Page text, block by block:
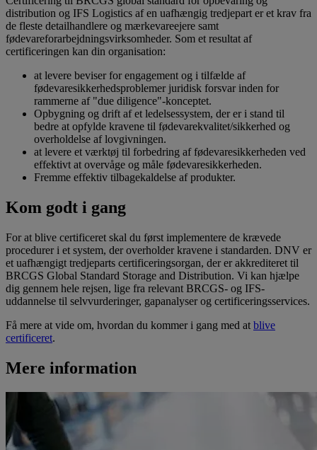
distribution og IFS Logistics af en uafhængig tredjepart er et krav fra
de fleste detailhandlere og mærkevareejere samt
fødevareforarbejdningsvirksomheder. Som et resultat af
certificeringen kan din organisation:
at levere beviser for engagement og i tilfælde af
fødevaresikkerhedsproblemer juridisk forsvar inden for
rammerne af "due diligence"-konceptet.
Opbygning og drift af et ledelsessystem, der er i stand til
bedre at opfylde kravene til fødevarekvalitet/sikkerhed og
overholdelse af lovgivningen.
at levere et værktøj til forbedring af fødevaresikkerheden ved
effektivt at overvåge og måle fødevaresikkerheden.
Fremme effektiv tilbagekaldelse af produkter.
Kom godt i gang
For at blive certificeret skal du først implementere de krævede
procedurer i et system, der overholder kravene i standarden. DNV er
et uafhængigt tredjeparts certificeringsorgan, der er akkrediteret til
BRCGS Global Standard Storage and Distribution. Vi kan hjælpe
dig gennem hele rejsen, lige fra relevant BRCGS- og IFS-
uddannelse til selvvurderinger, gapanalyser og certificeringsservices.
Få mere at vide om, hvordan du kommer i gang med at blive
certificeret.
Mere information